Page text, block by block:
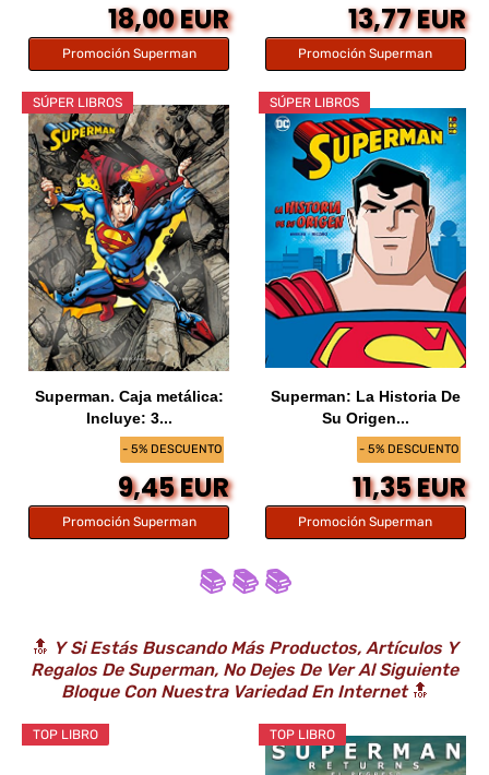
18,00 EUR
Promoción Superman
13,77 EUR
Promoción Superman
- 5% DESCUENTO
SÚPER LIBROS
Superman. Caja metálica:
Incluye: 3...
9,45 EUR
Promoción Superman
- 5% DESCUENTO
SÚPER LIBROS
Superman: La Historia De
Su Origen...
11,35 EUR
Promoción Superman
📚 📚 📚
🔝 Y Si Estás Buscando Más Productos, Artículos Y
Regalos De Superman, No Dejes De Ver Al Siguiente
Bloque Con Nuestra Variedad En Internet🔝
TOP LIBRO TOP LIBRO